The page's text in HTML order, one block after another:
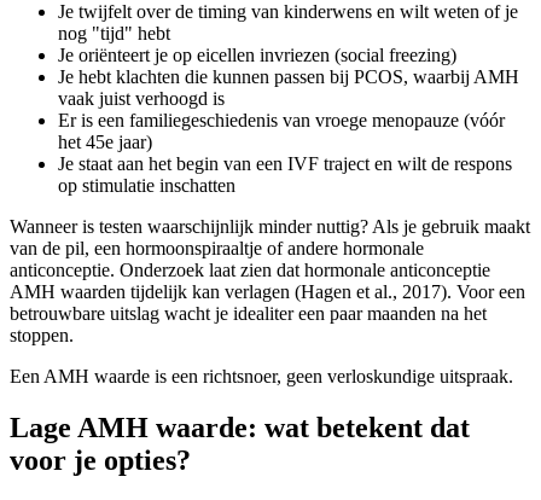
Je twijfelt over de timing van kinderwens en wilt weten of je
nog "tijd" hebt
Je oriënteert je op eicellen invriezen (social freezing)
Je hebt klachten die kunnen passen bij PCOS, waarbij AMH
vaak juist verhoogd is
Er is een familiegeschiedenis van vroege menopauze (vóór
het 45e jaar)
Je staat aan het begin van een IVF traject en wilt de respons
op stimulatie inschatten
Wanneer is testen waarschijnlijk minder nuttig? Als je gebruik maakt
van de pil, een hormoonspiraaltje of andere hormonale
anticonceptie. Onderzoek laat zien dat hormonale anticonceptie
AMH waarden tijdelijk kan verlagen (Hagen et al., 2017). Voor een
betrouwbare uitslag wacht je idealiter een paar maanden na het
stoppen.
Een AMH waarde is een richtsnoer, geen verloskundige uitspraak.
Lage AMH waarde: wat betekent dat
voor je opties?